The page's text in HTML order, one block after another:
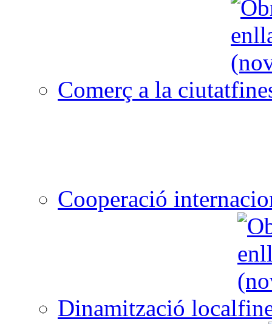
Comerç a la ciutat
Cooperació
Dinamització local